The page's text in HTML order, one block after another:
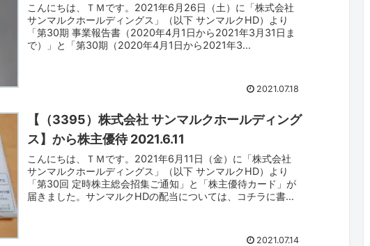
こんにちは、ＴＭです。2021年6月26日（土）に「株式会社
サンマルクホールディングス」（以下 サンマルクHD）より
「第30期 事業報告書（2020年4月1日から2021年3月31日ま
で）」と「第30期（2020年4月1日から2021年3...
2021.07.18
【（3395）株式会社 サンマルクホールディング
ス】から株主優待 2021.6.11
こんにちは、ＴＭです。2021年6月11日（金）に「株式会社
サンマルクホールディングス」（以下 サンマルクHD）より
「第30回 定時株主総会招集ご通知」と「株主優待カード」が
届きました。サンマルクHDの配当については、コチラに書い
2021.07.14